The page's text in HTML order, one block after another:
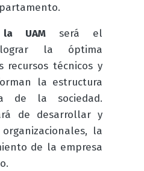
UAMserá el
la óptima
recursos técnicos y
la estructura
de la sociedad.
de desarrollar y
la
de la empresa